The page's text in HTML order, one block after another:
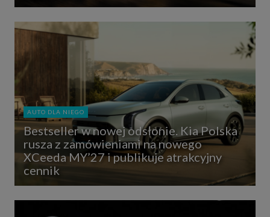
AUTO DLA NIEGO
Bestseller w nowej odsłonie. Kia Polska
rusza z zamówieniami na nowego
XCeeda MY’27 i publikuje atrakcyjny
cennik